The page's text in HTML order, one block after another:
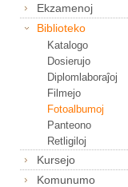
Ekzamenoj
Biblioteko
Katalogo
Dosierujo
Diplomlaboraĵoj
Filmejo
Fotoalbumoj
Panteono
Retligiloj
Kursejo
Komunumo